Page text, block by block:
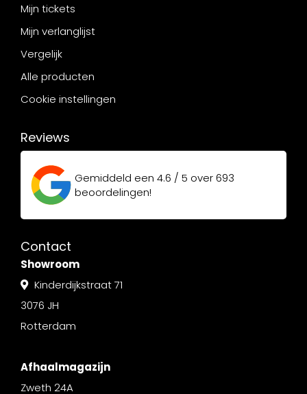
Mijn tickets
Mijn verlanglijst
Vergelijk
Alle producten
Cookie instellingen
Reviews
Gemiddeld een 4.6 / 5 over693
beoordelingen!
Contact
Showroom
Kinderdijkstraat 71
3076 JH
Rotterdam
Afhaalmagazijn
Zweth 24A